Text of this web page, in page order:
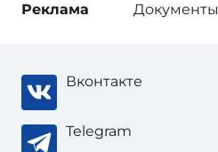
Реклама Документы
Вконтакте
Telegram